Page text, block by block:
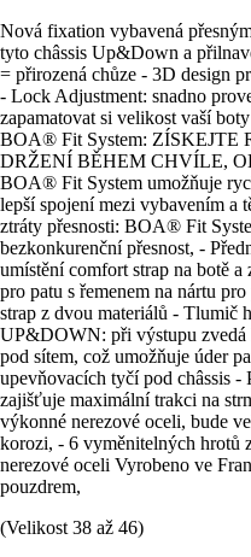
Nová fixation vybavená
tyto châssis Up&Down a
= přirozená chůze - 3D design
- Lock Adjustment: snadno
zapamatovat si velikost vaší
BOA® Fit System: ZÍSKEJTE
DRŽENÍ BĚHEM CHVÍLE,
BOA® Fit System umožňuje
lepší spojení mezi vybavením a
ztráty přesnosti: BOA® Fit
bezkonkurenční přesnost, -
umístění comfort strap na botě
pro patu s řemenem na nártu
strap z dvou materiálů - Tlumič
UP&DOWN: při výstupu zvedá
pod sítem, což umožňuje úder
upevňovacích tyčí pod châssis -
zajišťuje maximální trakci na
výkonné nerezové oceli, bude
korozi, - 6 vyměnitelných hrotů
nerezové oceli Vyrobeno ve
pouzdrem,
(Velikost 38 až 46)